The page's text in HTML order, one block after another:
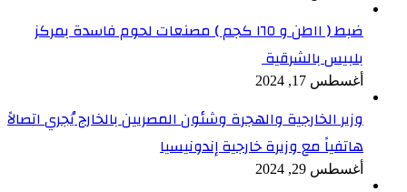
ضبط ( ١١طن و ١٦٥ كجم ) مصنعات لحوم فاسدة بمركز
بلبيس بالشرقية
أغسطس 17, 2024
وزير الخارجية والهجرة وشئون المصريين بالخارج يُجري اتصالاً
هاتفياً مع وزيرة خارجية إندونيسيا
أغسطس 29, 2024